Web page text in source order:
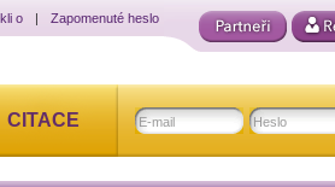
o | Zapomenuté heslo
CITACE